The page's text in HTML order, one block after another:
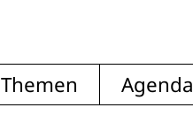
Themen Agenda